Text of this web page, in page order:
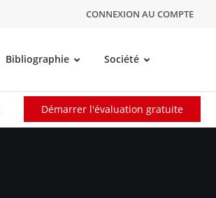
CONNEXION AU COMPTE
Bibliographie Société
Démarrer l'évaluation gratuite